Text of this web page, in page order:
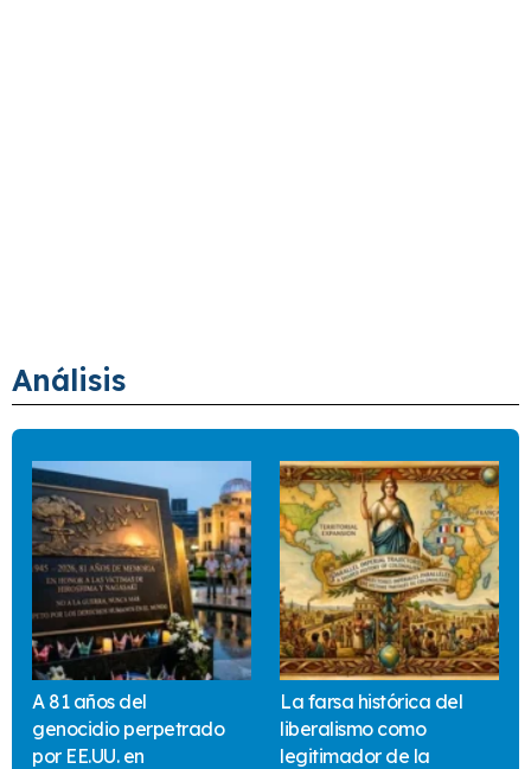
Análisis
A 81 años del
genocidio perpetrado
por EE.UU. en
La farsa histórica del
liberalismo como
legitimador de la